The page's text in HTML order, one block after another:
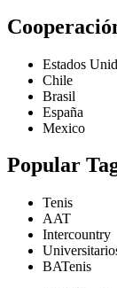
Estados
Chile
Brasil
España
Mexico
Popular
Tenis
AAT
Intercountry
BATenis